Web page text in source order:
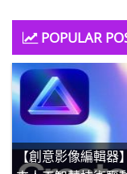
POPULAR
【創意影像編輯器
來人工智慧技術驅動